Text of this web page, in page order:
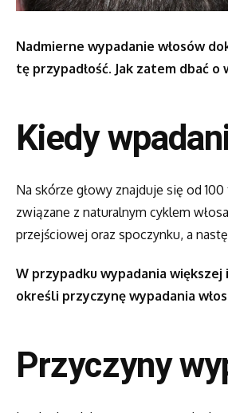
Nadmierne wypadanie włosów
tę przypadłość. Jak zatem dbać
Kiedy
Na skórze głowy znajduje się od
związane z naturalnym cyklem
przejściowej oraz spoczynku, a
W przypadku wypadania
określi przyczynę wypadania
Przyczyny